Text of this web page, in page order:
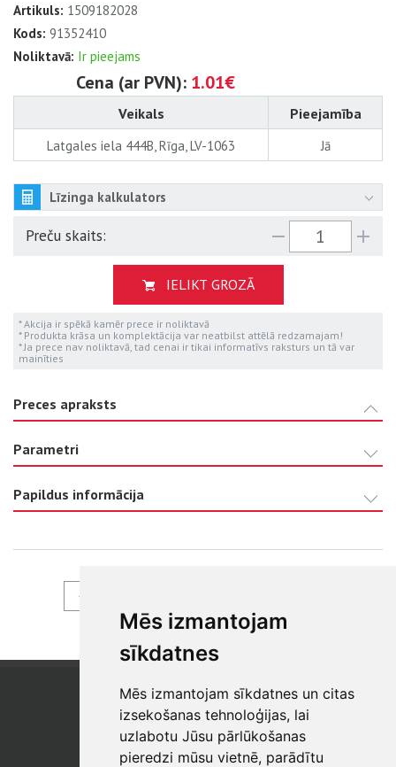
Mēs izmantojam
sīkdatnes
Mēs izmantojam sīkdatnes un citas
izsekošanas tehnoloģijas, lai
uzlabotu Jūsu pārlūkošanas
pieredzi mūsu vietnē, parādītu
Artikuls: 1509182028
Kods: 91352410
Noliktavā: Ir pieejams
Cena (ar PVN): 1.01€
Veikals Pieejamība
Latgales iela 444B, Rīga, LV-1063 Jā
Līzinga kalkulators
Preču skaits:
IELIKT GROZĀ
* Akcija ir spēkā kamēr prece ir noliktavā
* Produkta krāsa un komplektācija var neatbilst attēlā redzamajam!
* Ja prece nav noliktavā, tad cenai ir tikai informatīvs raksturs un tā var
mainīties
Preces apraksts
Parametri
Papildus informācija
SIA "SB"
Reģistrācijas Nr. 40003017954
PVN reģ. Nr.: LV40003017954